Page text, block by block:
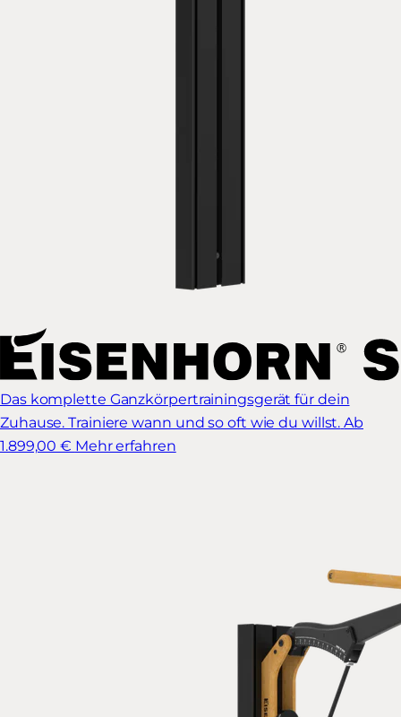
Das komplette Ganzkörpertrainingsgerät für dein
Zuhause. Trainiere wann und so oft wie du willst. Ab
1.899,00 € Mehr erfahren